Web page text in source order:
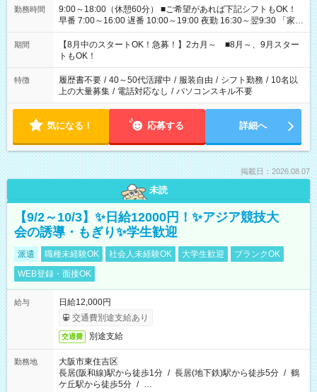
勤務時間
9:00～18:00（休憩60分） ■ご希望があれば下記シフトもOK！
早番 7:00～16:00 遅番 10:00～19:00 夜勤 16:30～翌9:30 「家族
と休みを合わせたい」 「余裕を持って夕飯の準備がしたい」
「できれば残業はしたくない」 など、ご希望を教えてください
ね。 ※Wワーク希望の方へ 今ご覧のお仕事で希望する勤務時間
と、もう1つのお仕事の勤務時間。 合計で週40時間を超える場
合は応募できません。
期間
【8月中のスタートOK！急募！】2カ月～ ■8月～、9月スター
トもOK！
特徴 履歴書不要 / 40～50代活躍中 / 服装自由 / シフト勤務 / 10名以
上の大量募集 / 電話対応なし / パソコンスキル不要
気になる！ 応募する 詳細へ
掲載日：2026.08.07
未読
【9/2～10/3】✨日給12000円！✨アジア競技大
会の誘導・もぎり✨学生歓迎
派遣 職種未経験OK 社会人未経験OK 大学生歓迎
ブランクOK
WEB登録・面接OK
給与
日給12,000円
交通費別途支給あり
交通費 別途支給
勤務地
大阪市東住吉区
長居(阪和線)駅から徒歩1分 / 長居(地下鉄)駅から徒歩5分 / 鶴
ケ丘駅から徒歩5分 / …